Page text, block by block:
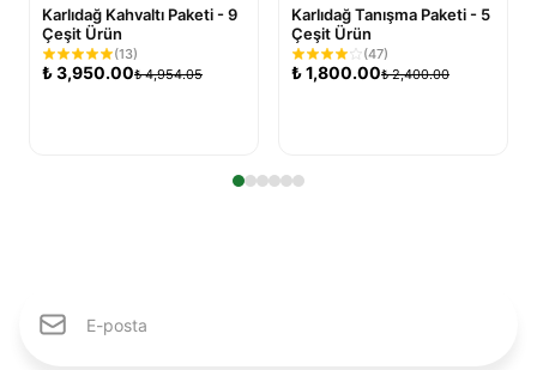
Karlıdağ Kahvaltı Paketi - 9
Çeşit Ürün
(13)
₺3,950.00₺ 4,954.05
Karlıdağ Tanışma Paketi - 5
Çeşit Ürün
(47)
₺1,800.00₺ 2,400.00